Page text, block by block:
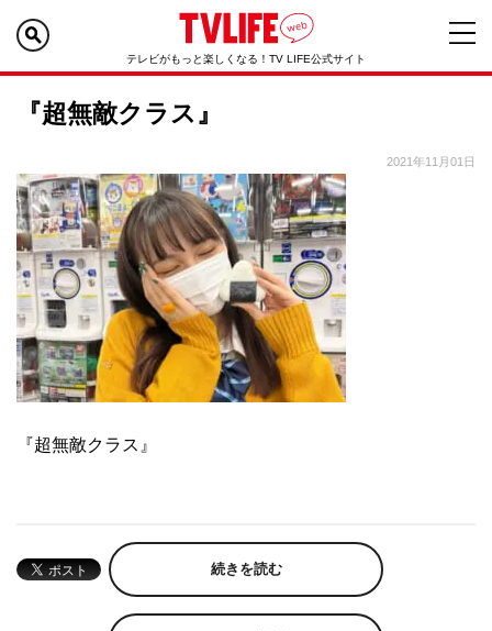
テレビがもっと楽しくなる！TV LIFE公式サイト
『超無敵クラス』
2021年11月01日
『超無敵クラス』
続きを読む